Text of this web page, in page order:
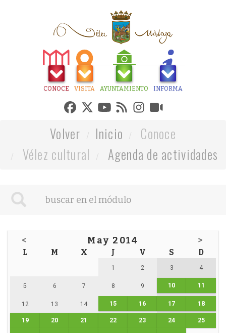
CONOCE VISITA AYUNTAMIENTO INFORMA
Volver Inicio
Conoce
Vélez cultural
Agenda de actividades
< May 2014 >
L M X J V S D
1 2 3 4
5 6 7 8 9 10 11
12 13 14 15 16 17 18
19 20 21 22 23 24 25